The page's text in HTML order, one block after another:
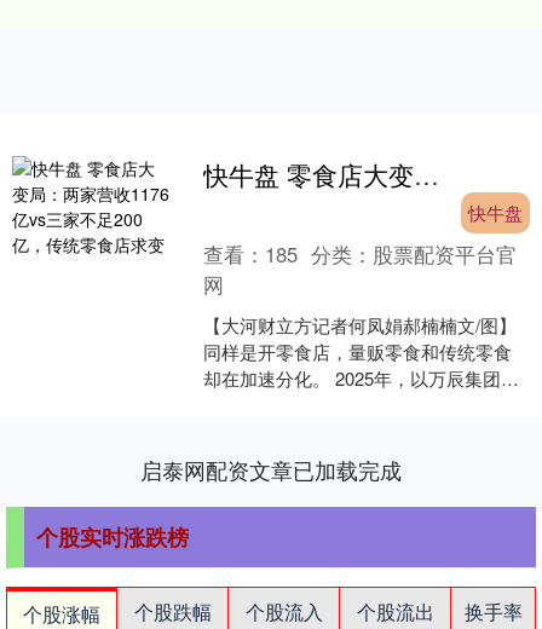
快牛盘 零食店大变局：两家营收1176亿vs三家不足200亿，传统零食店求变
快牛盘
查看： 185 分类： 股票配资平台官
网
【大河财立方记者何凤娟郝楠楠文/图】
同样是开零食店，量贩零食和传统零食
却在加速分化。 2025年，以万辰集团
启泰网配资文章已加载完成
个股实时涨跌榜
个股涨幅 个股跌幅 个股流入 个股流出
换手率